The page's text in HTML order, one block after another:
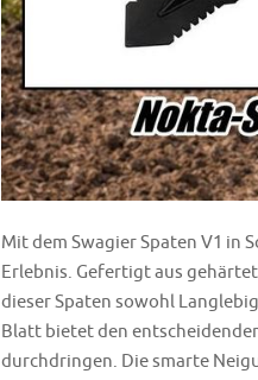
Mit dem Swagier Spaten V1 in
Erlebnis. Gefertigt aus
dieser Spaten sowohl
Blatt bietet den
durchdringen. Die smarte